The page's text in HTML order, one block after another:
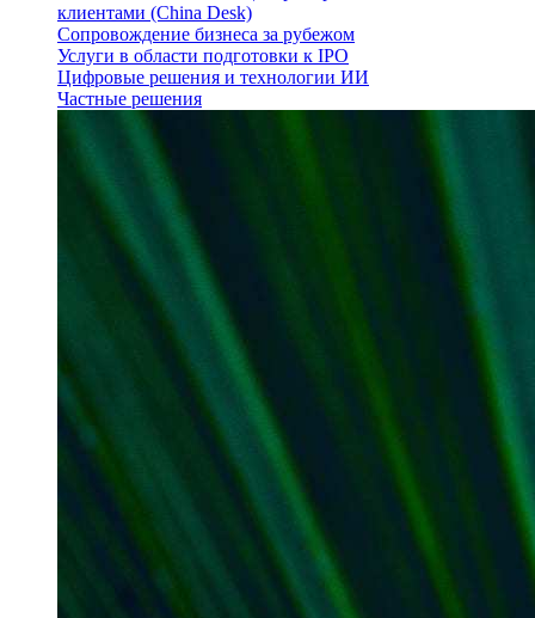
клиентами (China Desk)
Сопровождение бизнеса за рубежом
Услуги в области подготовки к IPO
Цифровые решения и технологии ИИ
Частные решения